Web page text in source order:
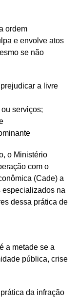
ordem
e envolve atos
se não
a livre
serviços;
o Ministério
com o
(Cade) a
especializados na
dessa prática de
a metade se a
pública, crise
da infração